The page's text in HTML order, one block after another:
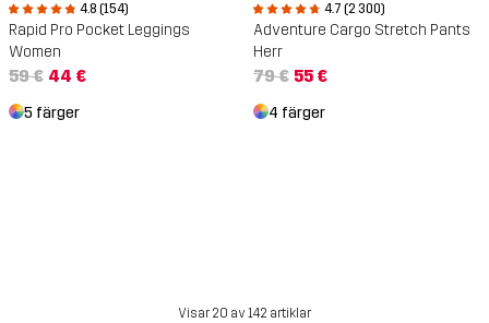
4.8 (154)
Rapid Pro Pocket Leggings
Women
59 € 44 €
5 färger
4.7 (2 300)
Adventure Cargo Stretch Pants
Herr
79 € 55 €
4 färger
Visar 20 av 142 artiklar